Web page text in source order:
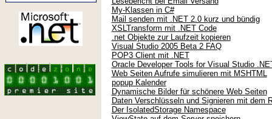
My-Klassen in C#
Mail senden mit .NET 2.0 kurz und bündig
XSLTransform mit .NET Code
.net Objekte zur Laufzeit kopieren
Visual Studio 2005 Beta 2 FAQ
POP3 Client mit .NET
Oracle Developer Tools for Visual Studio
Web Seiten Aufrufe simulieren mit MSHTML
popup Kalender
Dynamische Bilder für schönere Web Seiten
Daten Verschlüsseln und Signieren mit dem
Der IsolatedStorage Namespace